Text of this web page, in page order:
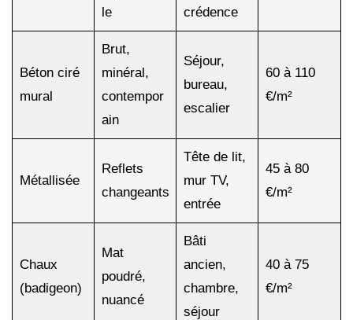
le
crédence
Béton ciré
mural
Brut,
minéral,
contempor
ain
Séjour,
bureau,
escalier
60 à 110
€/m²
Métallisée
Reflets
changeants
Tête de lit,
mur TV,
entrée
45 à 80
€/m²
Chaux
(badigeon)
Mat
poudré,
nuancé
Bâti
ancien,
chambre,
séjour
40 à 75
€/m²